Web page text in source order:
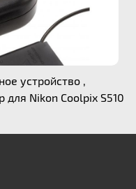
устройство ,
для Nikon Coolpix S510